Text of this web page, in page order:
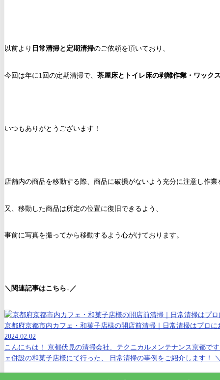
以前より 日常清掃と定期清掃のご依頼を頂いており、
今回は年に1回の定期清掃で、 茶屋床とトイレ床の剥離作業・ワック
いつもありがとうございます！
店舗内の商品を移動する際、商品に破損がないよう充分に注意し作業
又、移動した商品は所定の位置に復旧できるよう、
事前に写真を撮ってから移動するよう心がけております。
＼関連記事はこちら↓／
京都府京都市内カフェ・和菓子店様の開店前清掃｜日常清掃はプロに
2024.02.02
こんにちは！ 京都伏見の清掃会社、テクニカルメンテナンス京都で
ェ併設の和菓子店様にて行った、 日常清掃の事例をご紹介します！